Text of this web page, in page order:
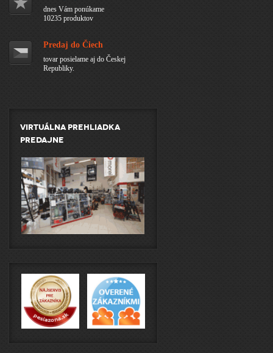
dnes Vám ponúkame
10235 produktov
Predaj do Čiech
tovar posielame aj do Českej
Republiky.
Virtuálna prehliadka
predajne